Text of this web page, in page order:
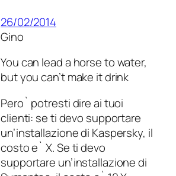
26/02/2014
Gino
You can lead a horse to water,
but you can’t make it drink
Pero` potresti dire ai tuoi
clienti: se ti devo supportare
un’installazione di Kaspersky, il
costo e` X. Se ti devo
supportare un’installazione di